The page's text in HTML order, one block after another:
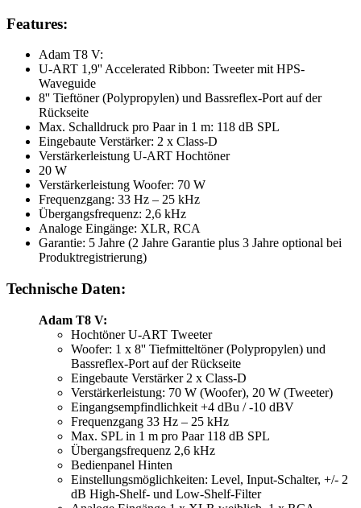
Features:
Adam T8 V:
U-ART 1,9'' Accelerated Ribbon: Tweeter mit HPS-
Waveguide
8'' Tieftöner (Polypropylen) und Bassreflex-Port auf der
Rückseite
Max. Schalldruck pro Paar in 1 m: 118 dB SPL
Eingebaute Verstärker: 2 x Class-D
Verstärkerleistung U-ART Hochtöner
20 W
Verstärkerleistung Woofer: 70 W
Frequenzgang: 33 Hz – 25 kHz
Übergangsfrequenz: 2,6 kHz
Analoge Eingänge: XLR, RCA
Garantie: 5 Jahre (2 Jahre Garantie plus 3 Jahre optional bei
Produktregistrierung)
Technische Daten:
Adam T8 V:
Hochtöner U-ART Tweeter
Woofer: 1 x 8'' Tiefmitteltöner (Polypropylen) und
Bassreflex-Port auf der Rückseite
Eingebaute Verstärker 2 x Class-D
Verstärkerleistung: 70 W (Woofer), 20 W (Tweeter)
Eingangsempfindlichkeit +4 dBu / -10 dBV
Frequenzgang 33 Hz – 25 kHz
Max. SPL in 1 m pro Paar 118 dB SPL
Übergangsfrequenz 2,6 kHz
Bedienpanel Hinten
Einstellungsmöglichkeiten: Level, Input-Schalter, +/- 2
dB High-Shelf- und Low-Shelf-Filter